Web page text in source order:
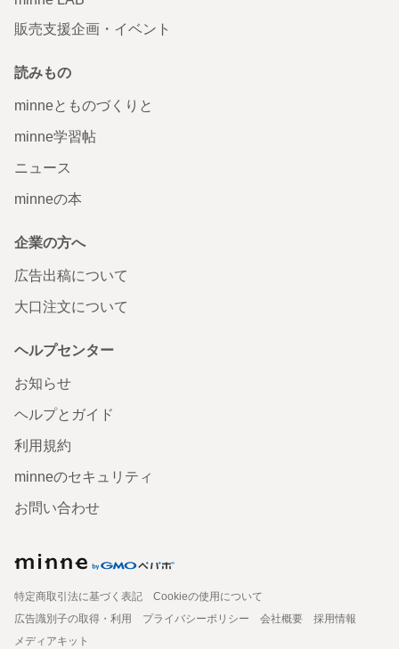
販売支援企画・イベント
読みもの
minneとものづくりと
minne学習帖
ニュース
minneの本
企業の方へ
広告出稿について
大口注文について
ヘルプセンター
お知らせ
ヘルプとガイド
利用規約
minneのセキュリティ
お問い合わせ
特定商取引法に基づく表記
Cookieの使用について
広告識別子の取得・利用
プライバシーポリシー 会社概要
採用情報
メディアキット